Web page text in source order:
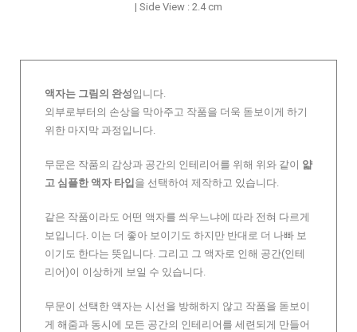
| Side View : 2.4 cm
액자는 그림의 완성입니다.
외부로부터의 손상을 막아주고 작품을 더욱 돋보이게 하기
위한 마지막 과정입니다.
무문은 작품의 감상과 공간의 인테리어를 위해 위와 같이 얇
고 심플한 액자 타입 을 선택하여 제작하고 있습니다.
같은 작품이라도 어떤 액자를 씌우느냐에 따라 전혀 다르게
보입니다. 이는 더 좋아 보이기도 하지만 반대로 더 나빠 보
이기도 한다는 뜻입니다. 그리고 그 액자로 인해 공간(인테
리어)이 이상하게 보일 수 있습니다.
무문이 선택한 액자는 시선을 방해하지 않고 작품을 돋보이
게 해줌과 동시에 모든 공간의 인테리어를 세련되게 만들어